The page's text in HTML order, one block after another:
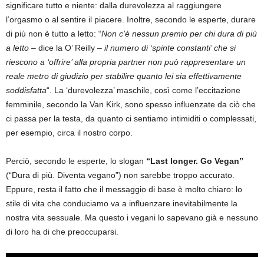
significare tutto e niente: dalla durevolezza al raggiungere
l’orgasmo o al sentire il piacere. Inoltre, secondo le esperte, durare
di più non è tutto a letto: “Non c’è nessun premio per chi dura di più
a letto – dice la O’ Reilly – il numero di ‘spinte constanti’ che si
riescono a ‘offrire’ alla propria partner non può rappresentare un
reale metro di giudizio per stabilire quanto lei sia effettivamente
soddisfatta“. La ‘durevolezza’ maschile, così come l’eccitazione
femminile, secondo la Van Kirk, sono spesso influenzate da ciò che
ci passa per la testa, da quanto ci sentiamo intimiditi o complessati,
per esempio, circa il nostro corpo.
Perciò, secondo le esperte, lo slogan “Last longer. Go Vegan”
(“Dura di più. Diventa vegano”) non sarebbe troppo accurato.
Eppure, resta il fatto che il messaggio di base è molto chiaro: lo
stile di vita che conduciamo va a influenzare inevitabilmente la
nostra vita sessuale. Ma questo i vegani lo sapevano già e nessuno
di loro ha di che preoccuparsi.